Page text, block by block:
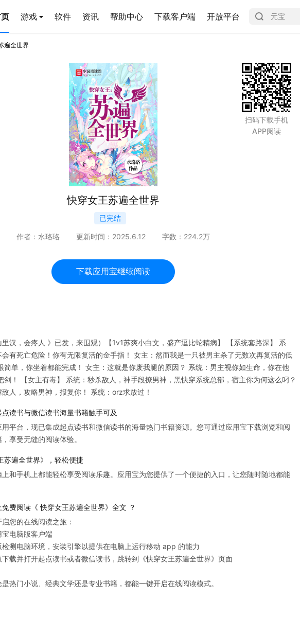
游戏 软件 资讯 帮助中心 下载客户端 开放平台
遍全世界
快穿女王苏遍全世界
已完结
作者： 水珞珞 更新时间： 2025.6.12 字数： 224.2万
下载应用宝继续阅读
扫码下载手机
APP阅读
里汉，会疼人 》已发，来围观）【1v1苏爽小白文，盛产逗比蛇精病】 【系统套路深】 系
有死亡危险！你有无限复活的金手指！ 女主：然而我是一只被男主杀了无数次再复活的低
简单，你坐着都能完成！ 女主：这就是你废我腿的原因？ 系统：男主视你如生命，你在他
剑！ 【女主有毒】 系统：秒杀敌人，神手段撩男神，黑快穿系统总部，宿主你为何这么叼？
人，攻略男神，报复你！ 系统：orz求放过！
读书与微信读书海量书籍触手可及
平台，现已集成起点读书和微信读书的海量热门书籍资源。您可通过应用宝下载浏览和阅
享受无缝的阅读体验。
苏遍全世界》，轻松便捷
和手机上都能轻松享受阅读乐趣。应用宝为您提供了一个便捷的入口，让您随时随地都能
费阅读《 快穿女王苏遍全世界》全文 ？
您的在线阅读之旅：
电脑版客户端
测电脑环境，安装引擎以提供在电脑上运行移动 app 的能力
载并打开起点读书或者微信读书，跳转到《快穿女王苏遍全世界》页面
热门小说、经典文学还是专业书籍，都能一键开启在线阅读模式。